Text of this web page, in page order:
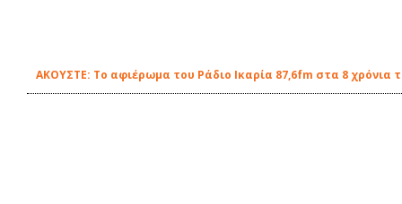
ΑΚΟΥΣΤΕ: Το αφιέρωμα του Ράδιο Ικαρία 87,6fm στα 8